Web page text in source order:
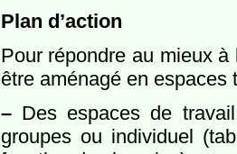
Plan d’action
Pour répondre au mieux
être aménagé en espaces
–Des espaces de
groupes ou individuel